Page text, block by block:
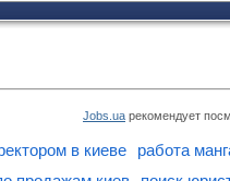
Jobs.ua рекомендует
в киеве
работа